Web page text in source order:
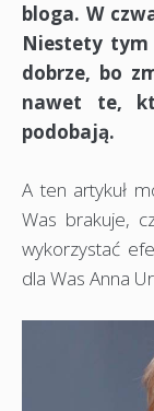
bloga. W
Niestety tym
dobrze, bo
nawet te,
podobają.
A ten artykuł
Was brakuje,
wykorzystać
dla Was Anna